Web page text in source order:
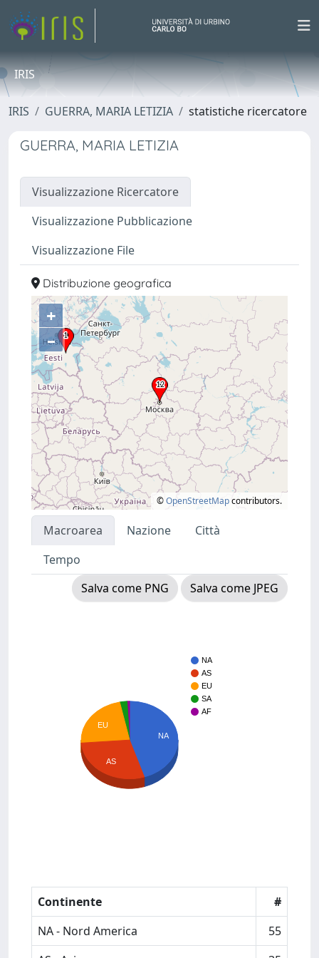
IRIS
IRIS GUERRA, MARIA LETIZIA statistiche ricercatore
GUERRA, MARIA LETIZIA
Visualizzazione Ricercatore
Visualizzazione Pubblicazione
Visualizzazione File
Distribuzione geografica
+
–
©OpenStreetMapcontributors.
Macroarea Nazione
Città
Tempo
Salva come PNG
Salva come JPEG
NA
AS
EU
SA
AF
NA
EU
AS
Continente
#
NA - Nord America
55